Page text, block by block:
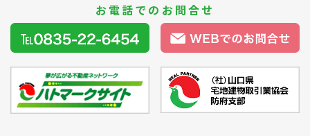
お電話でのお問合せ